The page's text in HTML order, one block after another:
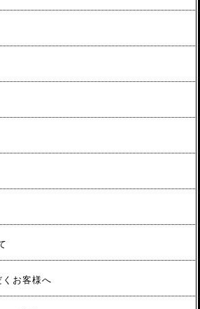
お客様へ